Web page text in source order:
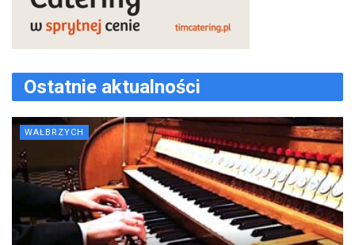
Ostatnie aktualności
WAŁBRZYCH